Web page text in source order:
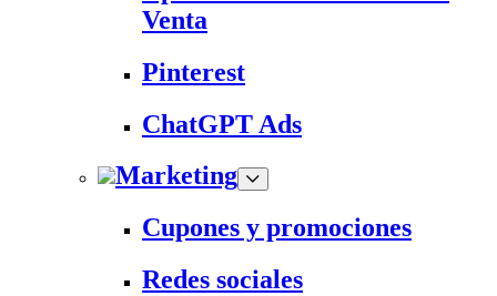
Venta
Pinterest
ChatGPT Ads
Marketing
Cupones y promociones
Redes sociales